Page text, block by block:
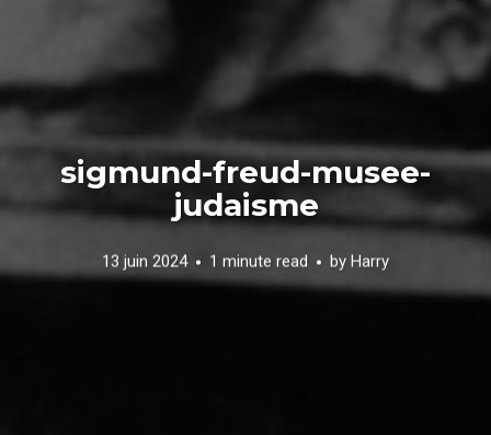
sigmund-freud-musee-
judaisme
13 juin 2024 1 minute read by Harry